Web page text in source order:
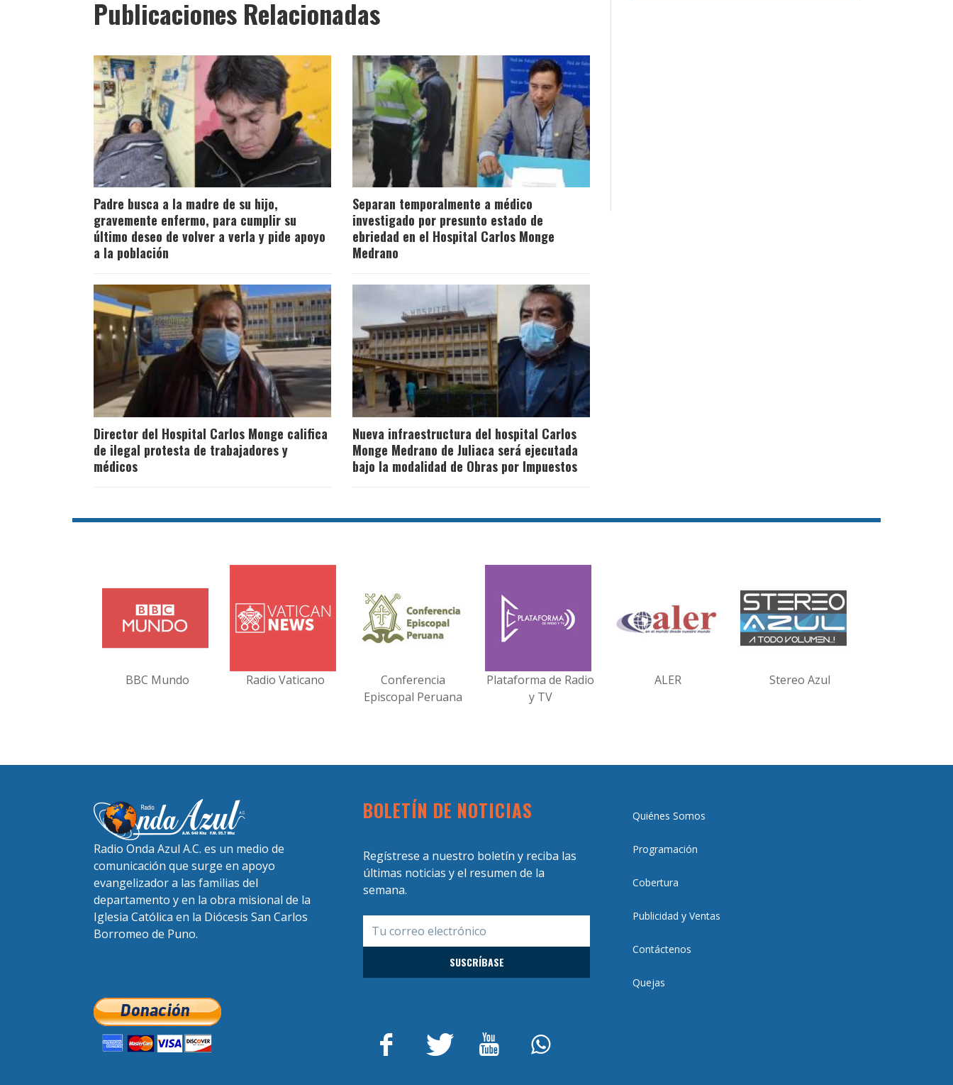
Publicaciones Relacionadas
Padre busca a la madre de su hijo,
gravemente enfermo, para cumplir su
último deseo de volver a verla y pide apoyo
a la población
Separan temporalmente a médico
investigado por presunto estado de
ebriedad en el Hospital Carlos Monge
Medrano
Director del Hospital Carlos Monge califica
de ilegal protesta de trabajadores y
médicos
Nueva infraestructura del hospital Carlos
Monge Medrano de Juliaca será ejecutada
bajo la modalidad de Obras por Impuestos
BBC Mundo Radio Vaticano
Conferencia
Episcopal Peruana
Plataforma de Radio
y TV
ALER Stereo Azul
Radio Onda Azul A.C. es un medio de
comunicación que surge en apoyo
evangelizador a las familias del
departamento y en la obra misional de la
Iglesia Católica en la Diócesis San Carlos
Borromeo de Puno.
BOLETÍN DE NOTICIAS
Regístrese a nuestro boletín y reciba las
últimas noticias y el resumen de la
semana.
Quiénes Somos
Programación
Cobertura
Publicidad y Ventas
Contáctenos
Quejas